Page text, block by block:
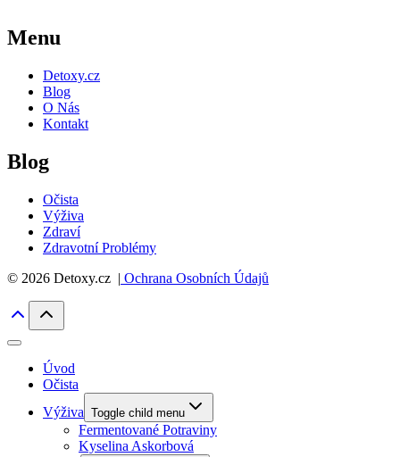
Menu
Detoxy.cz
Blog
O Nás
Kontakt
Blog
Očista
Výživa
Zdraví
Zdravotní Problémy
© 2026 Detoxy.cz | Ochrana Osobních Údajů
Úvod
Očista
Výživa Toggle child menu
Fermentované Potraviny
Kyselina Askorbová